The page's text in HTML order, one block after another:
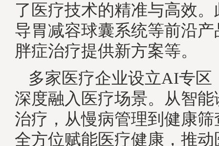
了医疗技术的精准与高效
导胃减容球囊系统等前沿
胖症治疗提供新方案等。
多家医疗企业设立AI专区
深度融入医疗场景。从智
治疗，从慢病管理到健康
全方位赋能医疗健康，推